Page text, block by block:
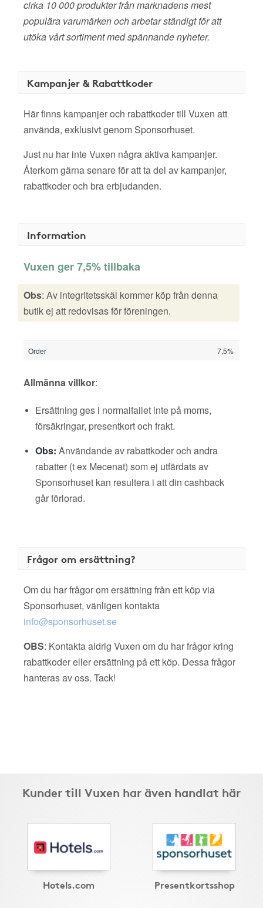
cirka 10 000 produkter från marknadens mest
populära varumärken och arbetar ständigt för att
utöka vårt sortiment med spännande nyheter.
Kampanjer & Rabattkoder
Här finns kampanjer och rabattkoder till Vuxen att
använda, exklusivt genom Sponsorhuset.
Just nu har inte Vuxen några aktiva kampanjer.
Återkom gärna senare för att ta del av kampanjer,
rabattkoder och bra erbjudanden.
Information
Vuxen ger 7,5% tillbaka
Obs: Av integritetsskäl kommer köp från denna
butik ej att redovisas för föreningen.
Order 7,5%
Allmänna villkor:
Ersättning ges i normalfallet inte på moms,
försäkringar, presentkort och frakt.
Obs: Användande av rabattkoder och andra
rabatter (t ex Mecenat) som ej utfärdats av
Sponsorhuset kan resultera i att din cashback
går förlorad.
Frågor om ersättning?
Om du har frågor om ersättning från ett köp via
Sponsorhuset, vänligen kontakta
info@sponsorhuset.se
OBS: Kontakta aldrig Vuxen om du har frågor kring
rabattkoder eller ersättning på ett köp. Dessa frågor
hanteras av oss. Tack!
Kunder till Vuxen har även handlat här
Hotels.com Presentkortsshop